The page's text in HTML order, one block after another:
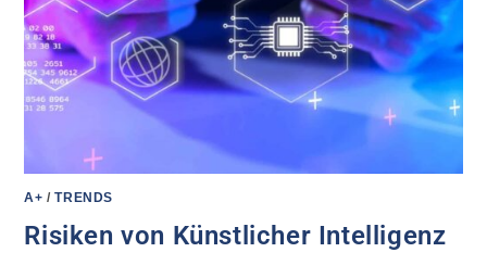
A+ /TRENDS
Risiken von Künstlicher Intelligenz